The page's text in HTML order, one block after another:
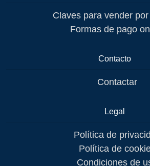
Claves para vender
Formas de pago
Contacto
Contactar
Legal
Política de
Política de
Condiciones de